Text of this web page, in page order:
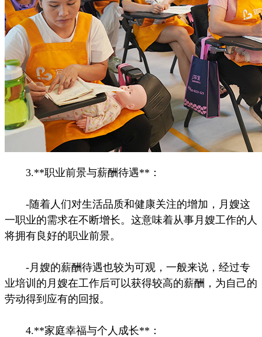
3.**职业前景与薪酬待遇**：
-随着人们对生活品质和健康关注的增加，月嫂这
一职业的需求在不断增长。这意味着从事月嫂工作的人
将拥有良好的职业前景。
-月嫂的薪酬待遇也较为可观，一般来说，经过专
业培训的月嫂在工作后可以获得较高的薪酬，为自己的
劳动得到应有的回报。
4.**家庭幸福与个人成长**：